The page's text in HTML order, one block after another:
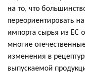
на то, что
переориентировать
импорта сырья из ЕС
многие
изменения в
выпускаемой